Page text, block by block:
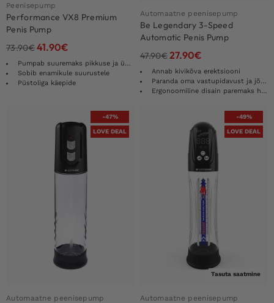
Peenisepump
Performance VX8 Premium
Penis Pump
73.90€41.90€
Pumpab suuremaks pikkuse ja ümbermõõdu
Sobib enamikule suurustele
Püstoliga käepide
Automaatne peenisepump
Be Legendary 3-Speed
Automatic Penis Pump
47.90€27.90€
Annab kivikõva erektsiooni
Paranda oma vastupidavust ja jõudlust
Ergonoomiline disain paremaks haardumiseks
-47%
LOVE DEAL
Automaatne peenisepump
-49%
LOVE DEAL
Tasuta saatmine
Automaatne peenisepump